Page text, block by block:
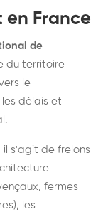
France
de
du territoire
le
délais et
s'agit de frelons
fermes
les